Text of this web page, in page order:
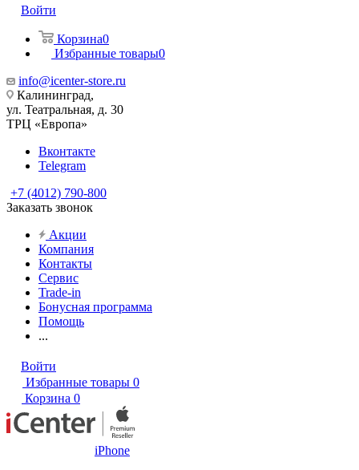
Войти
Корзина0
Избранные товары0
info@icenter-store.ru
Калининград,
ул. Театральная, д. 30
ТРЦ «Европа»
Вконтакте
Telegram
+7 (4012) 790-800
Заказать звонок
Акции
Компания
Контакты
Сервис
Trade-in
Бонусная программа
Помощь
...
Войти
Избранные товары 0
Корзина 0
iPhone